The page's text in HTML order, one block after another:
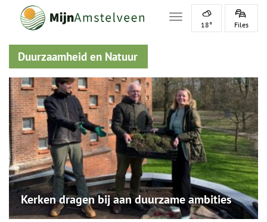
Toggle navigation
18° Files
Duurzaamheid en Natuur
Kerken dragen bij aan duurzame ambities